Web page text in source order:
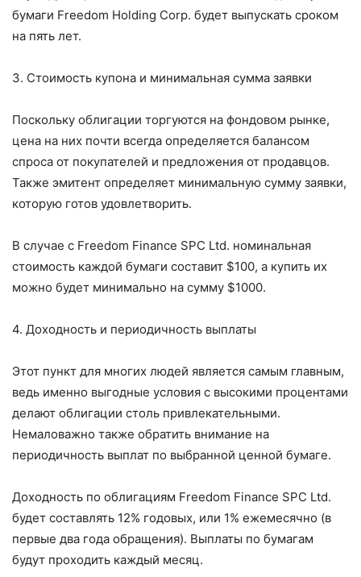
бумаги Freedom Holding Corp. будет выпускать сроком
на пять лет.
3. Стоимость купона и минимальная сумма заявки
Поскольку облигации торгуются на фондовом рынке,
цена на них почти всегда определяется балансом
спроса от покупателей и предложения от продавцов.
Также эмитент определяет минимальную сумму заявки,
которую готов удовлетворить.
В случае с Freedom Finance SPC Ltd. номинальная
стоимость каждой бумаги составит $100, а купить их
можно будет минимально на сумму $1000.
4. Доходность и периодичность выплаты
Этот пункт для многих людей является самым главным,
ведь именно выгодные условия с высокими процентами
делают облигации столь привлекательными.
Немаловажно также обратить внимание на
периодичность выплат по выбранной ценной бумаге.
Доходность по облигациям Freedom Finance SPC Ltd.
будет составлять 12% годовых, или 1% ежемесячно (в
первые два года обращения). Выплаты по бумагам
будут проходить каждый месяц.